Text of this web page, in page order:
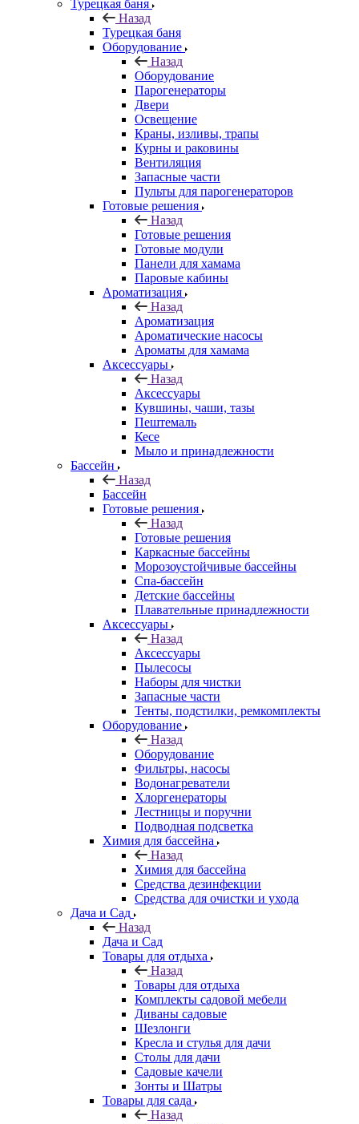
Турецкая баня
Назад
Турецкая баня
Оборудование
Назад
Оборудование
Парогенераторы
Двери
Освещение
Краны, изливы, трапы
Курны и раковины
Вентиляция
Запасные части
Пульты для парогенераторов
Готовые решения
Назад
Готовые решения
Готовые модули
Панели для хамама
Паровые кабины
Ароматизация
Назад
Ароматизация
Ароматические насосы
Ароматы для хамама
Аксессуары
Назад
Аксессуары
Кувшины, чаши, тазы
Пештемаль
Кесе
Мыло и принадлежности
Бассейн
Назад
Бассейн
Готовые решения
Назад
Готовые решения
Каркасные бассейны
Морозоустойчивые бассейны
Спа-бассейн
Детские бассейны
Плавательные принадлежности
Аксессуары
Назад
Аксессуары
Пылесосы
Наборы для чистки
Запасные части
Тенты, подстилки, ремкомплекты
Оборудование
Назад
Оборудование
Фильтры, насосы
Водонагреватели
Хлоргенераторы
Лестницы и поручни
Подводная подсветка
Химия для бассейна
Назад
Химия для бассейна
Средства дезинфекции
Средства для очистки и ухода
Дача и Сад
Назад
Дача и Сад
Товары для отдыха
Назад
Товары для отдыха
Комплекты садовой мебели
Диваны садовые
Шезлонги
Кресла и стулья для дачи
Столы для дачи
Садовые качели
Зонты и Шатры
Товары для сада
Назад